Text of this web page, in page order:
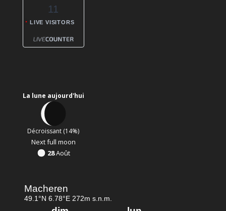
11
LIVE VISITORS
La lune aujourd'hui
Décroissant (14%)
Next full moon
28Août